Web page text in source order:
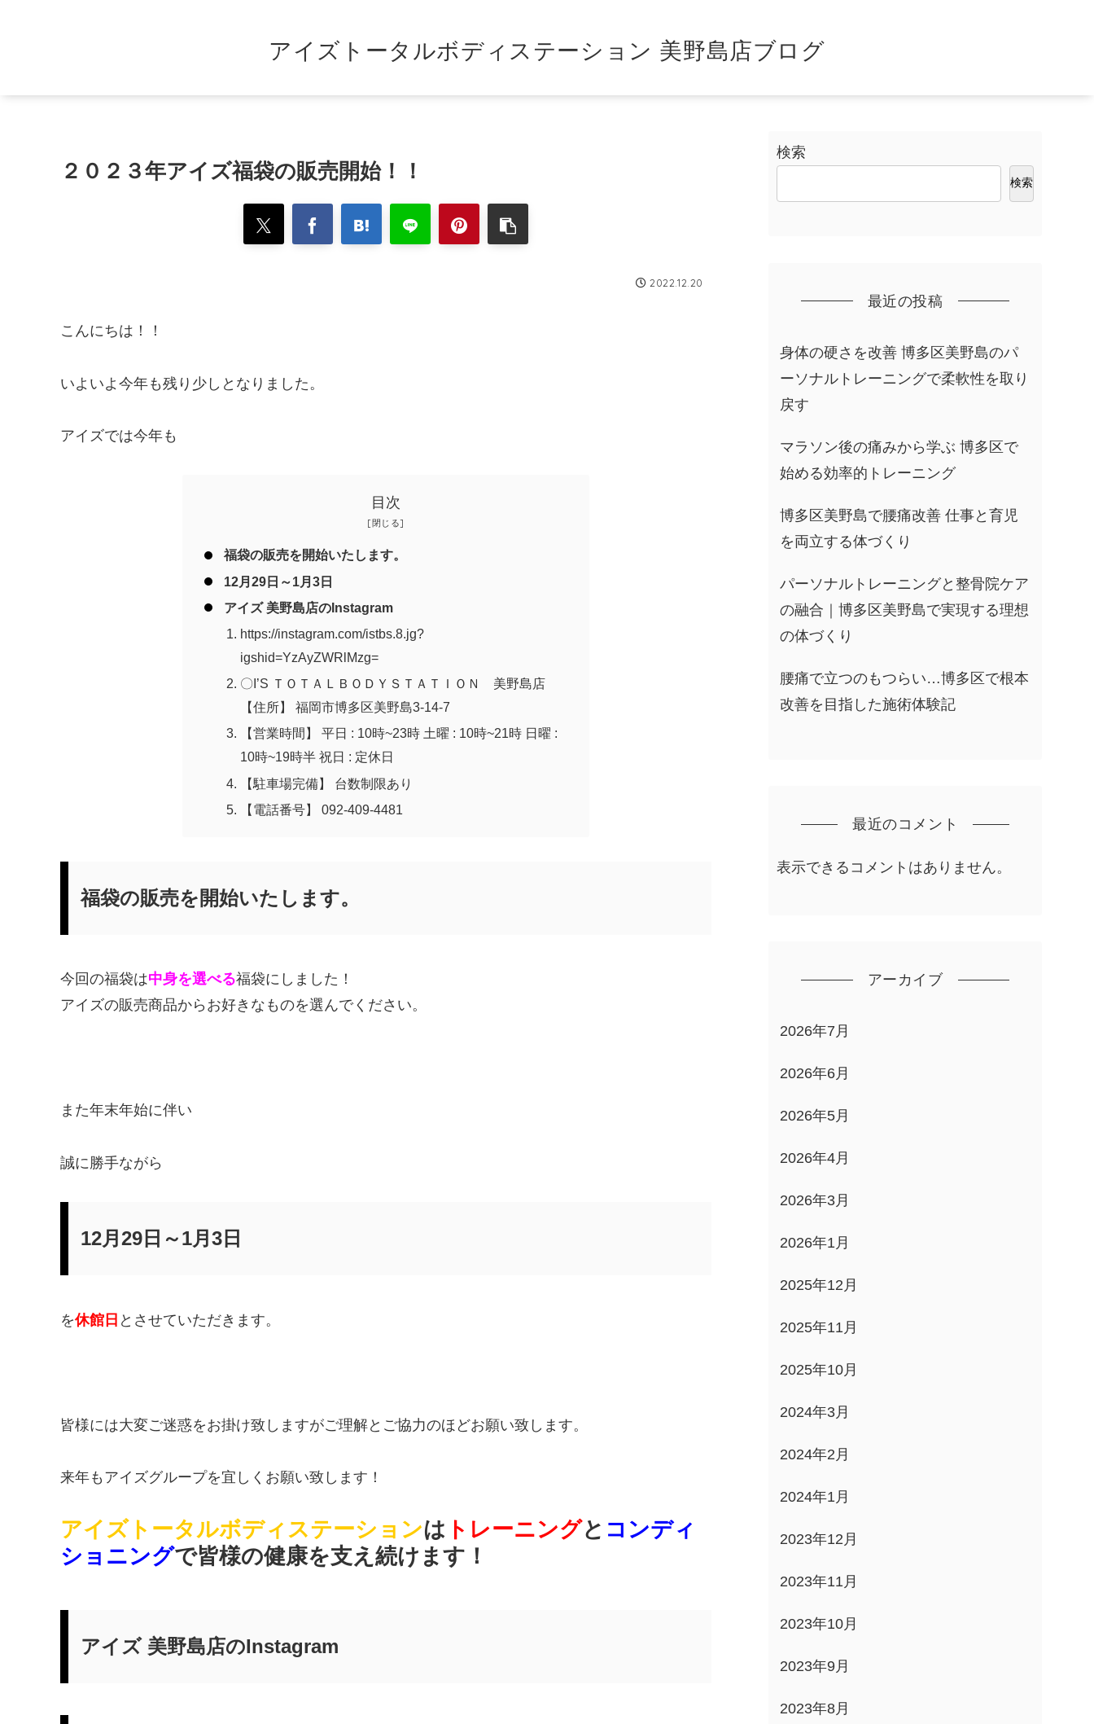
アイズトータルボディステーション 美野島店ブログ
２０２３年アイズ福袋の販売開始！！
2022.12.20
こんにちは！！
いよいよ今年も残り少しとなりました。
アイズでは今年も
目次
福袋の販売を開始いたします。
12月29日～1月3日
アイズ 美野島店のInstagram
https://instagram.com/istbs.8.jg?
igshid=YzAyZWRlMzg=
〇I’S ＴＯＴＡＬＢＯＤＹＳＴＡＴＩＯＮ 美野島店
【住所】 福岡市博多区美野島3-14-7
【営業時間】 平日 : 10時~23時 土曜 : 10時~21時 日曜 :
10時~19時半 祝日 : 定休日
【駐車場完備】 台数制限あり
【電話番号】 092-409-4481
福袋の販売を開始いたします。
今回の福袋は中身を選べる福袋にしました！
アイズの販売商品からお好きなものを選んでください。
また年末年始に伴い
誠に勝手ながら
12月29日～1月3日
を休館日 とさせていただきます。
皆様には大変ご迷惑をお掛け致しますがご理解とご協力のほどお願い致します。
来年もアイズグループを宜しくお願い致します！
アイズトータルボディ ステーションは トレーニングと コンディ
ショニングで皆様の健康を支え続けます！
アイズ 美野島店のInstagram
検索
検索
最近の投稿
身体の硬さを改善 博多区美野島のパ
ーソナルトレーニングで柔軟性を取り
戻す
マラソン後の痛みから学ぶ 博多区で
始める効率的トレーニング
博多区美野島で腰痛改善 仕事と育児
を両立する体づくり
パーソナルトレーニングと整骨院ケア
の融合｜博多区美野島で実現する理想
の体づくり
腰痛で立つのもつらい…博多区で根本
改善を目指した施術体験記
最近のコメント
表示できるコメントはありません。
アーカイブ
2026年7月
2026年6月
2026年5月
2026年4月
2026年3月
2026年1月
2025年12月
2025年11月
2025年10月
2024年3月
2024年2月
2024年1月
2023年12月
2023年11月
2023年10月
2023年9月
2023年8月